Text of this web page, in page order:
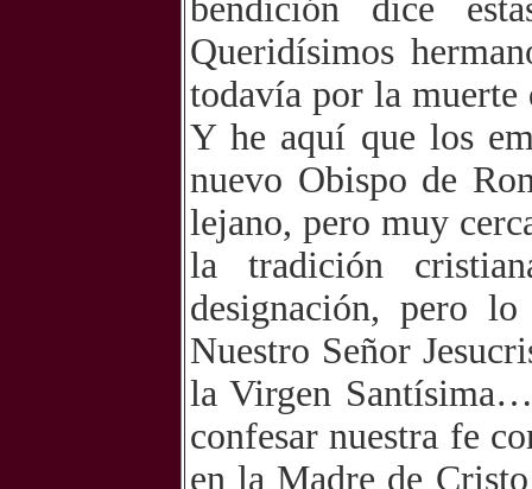
bendición dice
Queridísimos
todavía por la muerte
Y he aquí que los
nuevo Obispo de
lejano, pero muy
la tradición
designación, pero
Nuestro Señor
la Virgen
confesar nuestra fe
en la Madre de